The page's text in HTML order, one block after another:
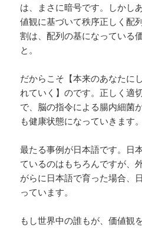
は、まさに暗号です。しかし
値観に基づいて秩序正しく配
割は、配列の基になっている
と。
だからこそ【本来のあなたに
れていく】のです。正しく適
で、脳の指令による腸内細菌
も健康状態になっていきます。
最たる事例が日本語です。日
ているのはもちろんですが、
がらに日本語で育った場合、
っています。
もし世界中の誰もが、価値観